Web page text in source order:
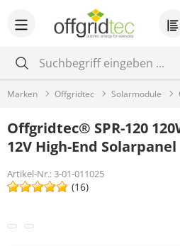
Zum Hauptinhalt springen
Marken Offgridtec Solarmodule
Offgridtec® SPR-120
12V High-End Solarpanel
Artikel-Nr.:3-01-011025
(16)